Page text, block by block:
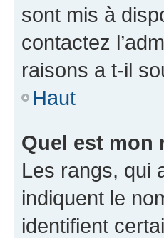
sont mis à
contactez
raisons a t-il
Haut
Quel est mon
Les rangs, qui
indiquent le
identifient